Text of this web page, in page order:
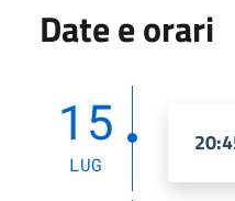
Date e orari
15
LUG